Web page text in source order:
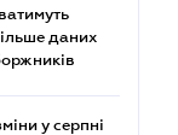
даних
у серпні